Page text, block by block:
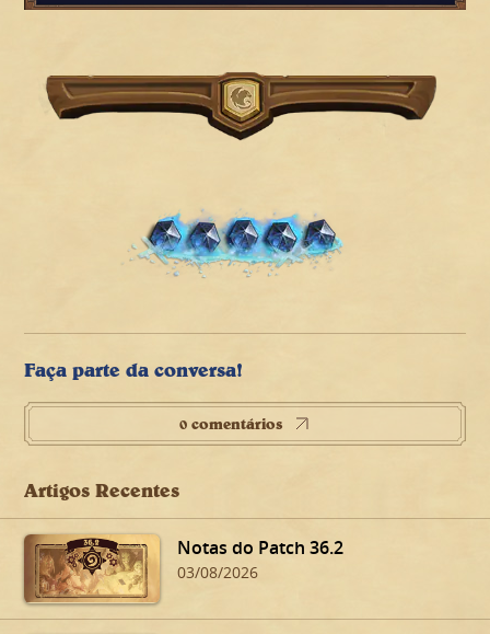
Faça parte da conversa!
0 comentários
Artigos Recentes
Notas do Patch 36.2
03/08/2026